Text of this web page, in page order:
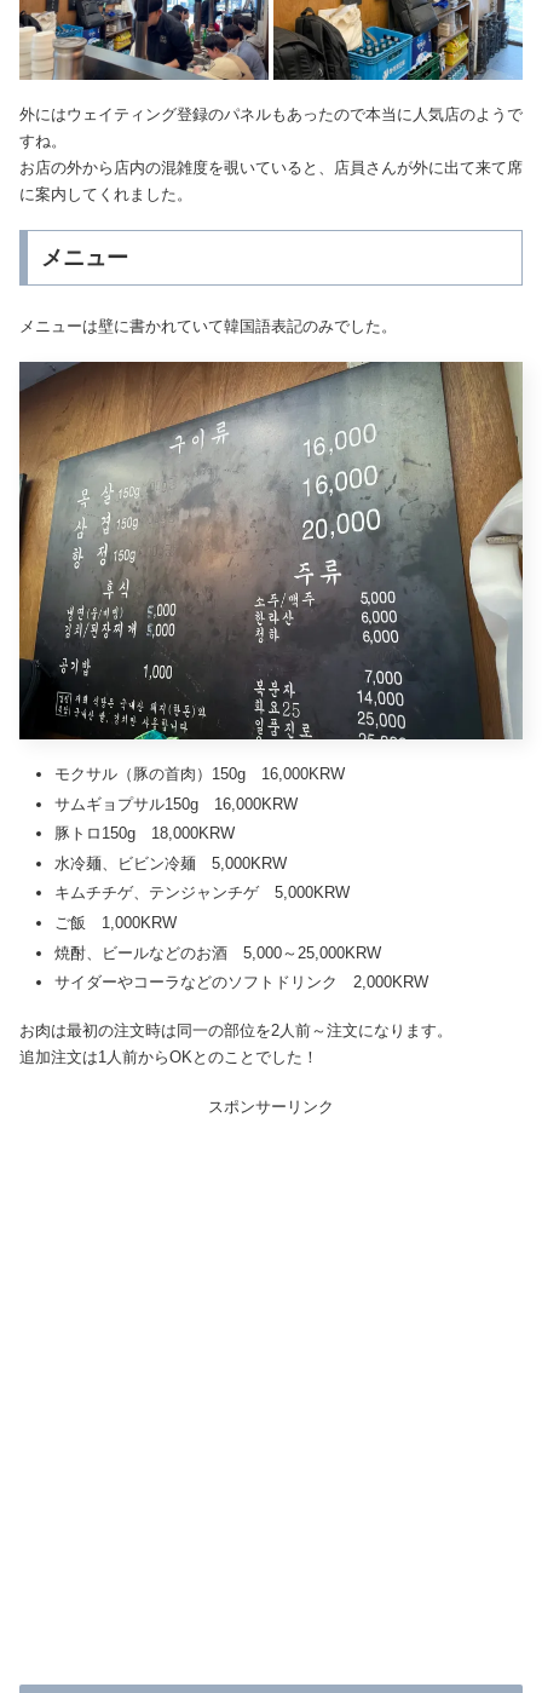
外にはウェイティング登録のパネルもあったので本当に人気店のようで
すね。
お店の外から店内の混雑度を覗いていると、店員さんが外に出て来て席
に案内してくれました。
メニュー
メニューは壁に書かれていて韓国語表記のみでした。
モクサル（豚の首肉）150g 16,000KRW
サムギョプサル150g 16,000KRW
豚トロ150g 18,000KRW
水冷麺、ビビン冷麺 5,000KRW
キムチチゲ、テンジャンチゲ 5,000KRW
ご飯 1,000KRW
焼酎、ビールなどのお酒 5,000～25,000KRW
サイダーやコーラなどのソフトドリンク 2,000KRW
お肉は最初の注文時は同一の部位を2人前～注文になります。
追加注文は1人前からOKとのことでした！
スポンサーリンク